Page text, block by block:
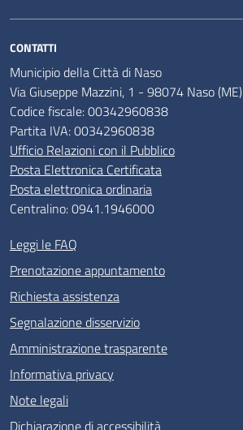
CONTATTI
Municipio della Città di Naso
Via Giuseppe Mazzini, 1 - 98074 Naso (ME)
Codice fiscale: 00342960838
Partita IVA: 00342960838
Ufficio Relazioni con il Pubblico
Posta Elettronica Certificata
Posta elettronica ordinaria
Centralino: 0941.1946000
Leggi le FAQ
Prenotazione appuntamento
Richiesta assistenza
Segnalazione disservizio
Amministrazione trasparente
Informativa privacy
Note legali
Dichiarazione di accessibilità